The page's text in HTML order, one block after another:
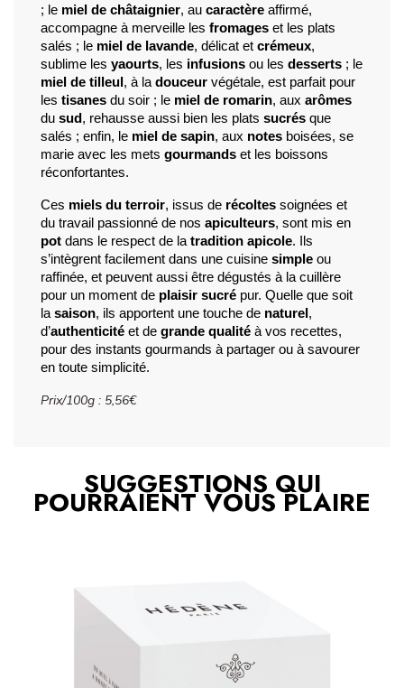
; le miel de châtaignier, au caractère affirmé,
accompagne à merveille les fromages et les plats
salés ; le miel de lavande, délicat et crémeux,
sublime les yaourts, les infusions ou les desserts
miel de tilleul , à la douceur végétale, est parfait pour
les tisanes du soir ; le miel de romarin, aux arômes
du sud , rehausse aussi bien les plats sucrés que
salés ; enfin, le miel de sapin, aux notes boisées, se
marie avec les mets gourmands et les boissons
réconfortantes.
Ces miels du terroir, issus de récoltes soignées et
du travail passionné de nos apiculteurs
pot dans le respect de la tradition apicole. Ils
s’intègrent facilement dans une cuisine simple ou
raffinée, et peuvent aussi être dégustés à la cuillère
pour un moment de plaisir sucré pur. Quelle que soit
la saison, ils apportent une touche de naturel ,
d’authenticité et de grande qualité à vos recettes,
pour des instants gourmands à partager ou à savourer
en toute simplicité.
Prix/100g : 5,56€
SUGGESTIONS QUI
POURRAIENT VOUS PLAIRE